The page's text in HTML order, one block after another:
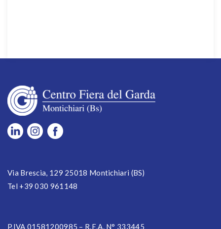
Via Brescia, 129 25018 Montichiari (BS)
Tel +39 030 961148
P.IVA 01581200985 – R.E.A. N° 333445